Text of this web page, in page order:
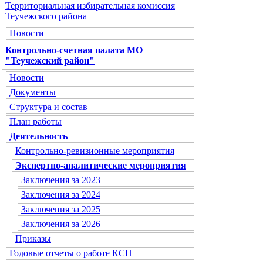
Территориальная избирательная комиссия
Теучежского района
Новости
Контрольно-счетная палата МО
"Теучежский район"
Новости
Документы
Структура и состав
План работы
Деятельность
Контрольно-ревизионные мероприятия
Экспертно-аналитические мероприятия
Заключения за 2023
Заключения за 2024
Заключения за 2025
Заключения за 2026
Приказы
Годовые отчеты о работе КСП